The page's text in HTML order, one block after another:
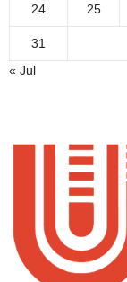
24 25
31
« Jul